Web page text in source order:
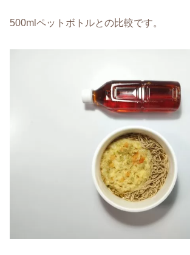
500mlペットボトルとの比較です。